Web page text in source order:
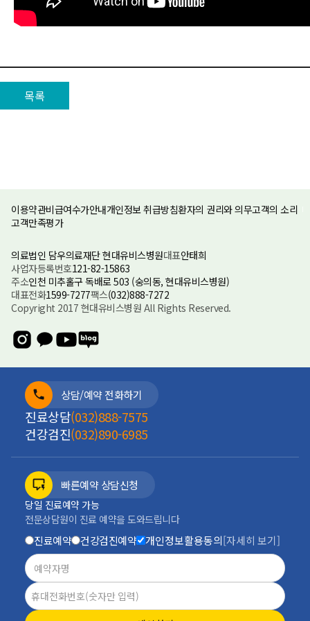
목록
이용약관비급여수가안내개인정보 취급방침환자의 권리와 의무고객의 소리
고객만족평가
의료법인 담우의료재단 현대유비스병원대표안태희
사업자등록번호121-82-15863
주소인천 미추홀구 독배로 503 (숭의동, 현대유비스병원)
대표전화1599-7277팩스(032)888-7272
Copyright 2017 현대유비스병원 All Rights Reserved.
상담/예약 전화하기
진료상담(032)888-7575
건강검진(032)890-6985
빠른예약 상담신청
당일 진료예약 가능
전문상담원이 진료 예약을 도와드립니다
진료예약 건강검진예약 개인정보활용동의[자세히 보기]